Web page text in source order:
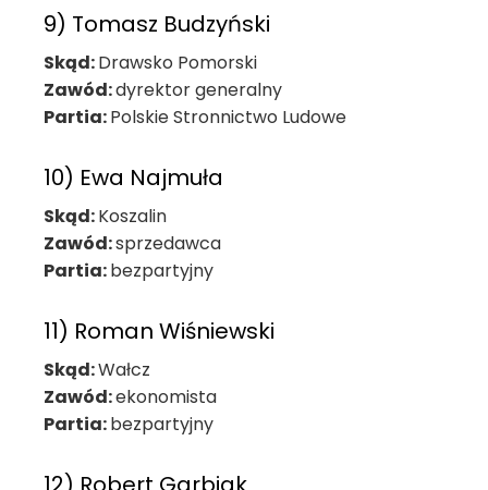
9) Tomasz Budzyński
Skąd:Drawsko Pomorski
Zawód:dyrektor generalny
Partia:Polskie Stronnictwo Ludowe
10) Ewa Najmuła
Skąd:Koszalin
Zawód:sprzedawca
Partia:bezpartyjny
11) Roman Wiśniewski
Skąd:Wałcz
Zawód:ekonomista
Partia:bezpartyjny